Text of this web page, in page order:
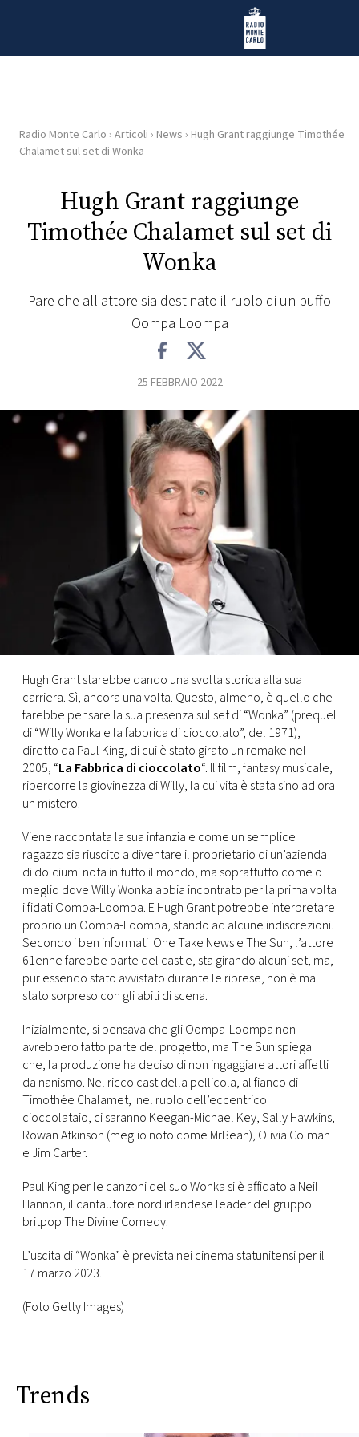
Radio Monte Carlo
HOME
RADIO
WEB
PLAYLIST
CONCORSI
PRINCIPATO
MONACO
RMC
CONSIGLIA
Radio Monte Carlo › Articoli › News › Hugh Grant raggiunge Timothée
Chalamet sul set di Wonka
Hugh Grant raggiunge
Timothée Chalamet sul set di
Wonka
Pare che all'attore sia destinato il ruolo di un buffo
Oompa Loompa
25 FEBBRAIO 2022
Hugh Grant starebbe dando una svolta storica alla sua
carriera. Sì, ancora una volta. Questo, almeno, è quello che
farebbe pensare la sua presenza sul set di “Wonka” (prequel
di “Willy Wonka e la fabbrica di cioccolato”, del 1971),
diretto da Paul King, di cui è stato girato un remake nel
2005, “La Fabbrica di cioccolato“. Il film, fantasy musicale,
ripercorre la giovinezza di Willy, la cui vita è stata sino ad ora
un mistero.
Viene raccontata la sua infanzia e come un semplice
ragazzo sia riuscito a diventare il proprietario di un’azienda
di dolciumi nota in tutto il mondo, ma soprattutto come o
meglio dove Willy Wonka abbia incontrato per la prima volta
i fidati Oompa-Loompa. E Hugh Grant potrebbe interpretare
proprio un Oompa-Loompa, stando ad alcune indiscrezioni.
Secondo i ben informati One Take News e The Sun, l’attore
61enne farebbe parte del cast e, sta girando alcuni set, ma,
pur essendo stato avvistato durante le riprese, non è mai
stato sorpreso con gli abiti di scena.
Inizialmente, si pensava che gli Oompa-Loompa non
avrebbero fatto parte del progetto, ma The Sun spiega
che, la produzione ha deciso di non ingaggiare attori affetti
da nanismo. Nel ricco cast della pellicola, al fianco di
Timothée Chalamet, nel ruolo dell’eccentrico
cioccolataio, ci saranno Keegan-Michael Key, Sally Hawkins,
Rowan Atkinson (meglio noto come MrBean), Olivia Colman
e Jim Carter.
Paul King per le canzoni del suo Wonka si è affidato a Neil
Hannon, il cantautore nord irlandese leader del gruppo
britpop The Divine Comedy.
L’uscita di “Wonka” è prevista nei cinema statunitensi per il
17 marzo 2023.
(Foto Getty Images)
Trends